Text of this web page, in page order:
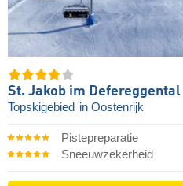
St. Jakob im Defereggental
Topskigebied in Oostenrijk
Pistepreparatie
Sneeuwzekerheid